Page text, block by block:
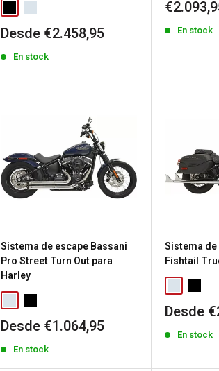
Precio
venta
Desde €2.458,95
En stock
Precio
venta
En stock
Sistema de escape Bassani
Pro Street Turn Out para
Harley
Precio
venta
Desde €1.064,95
En stock
Sistema de
Fishtail
Precio
venta
Desde
En stock